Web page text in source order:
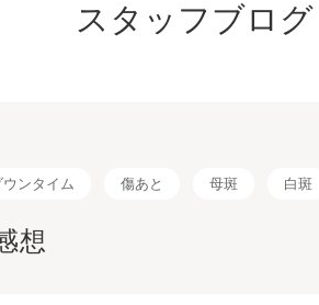
スタッフブログ
ウンタイム 傷あと 母斑 白斑
想